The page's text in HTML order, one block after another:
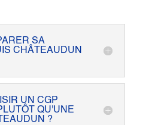
SA
CHÂTEAUDUN
UN CGP
QU'UNE
?